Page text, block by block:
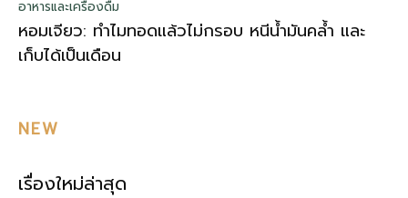
อาหารและเครื่องดื่ม
หอมเจียว: ทำไมทอดแล้วไม่กรอบ หนีน้ำมันคล้ำ และ
เก็บได้เป็นเดือน
NEW
เรื่องใหม่ล่าสุด